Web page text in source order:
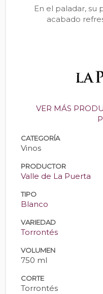
En el paladar, su
acabado
VER MÁS
CATEGORÍA
Vinos
PRODUCTOR
Valle de La Puerta
TIPO
Blanco
VARIEDAD
Torrontés
VOLUMEN
750 ml
CORTE
Torrontés